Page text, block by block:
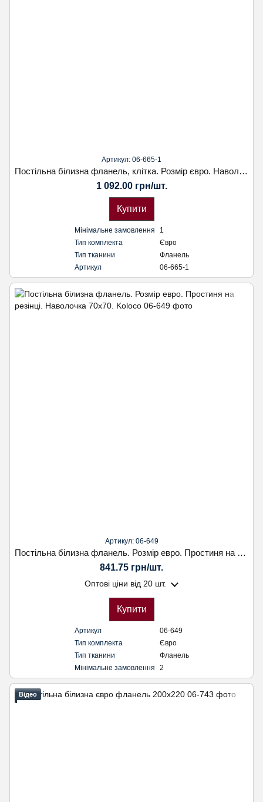
Артикул: 06-665-1
Постільна білизна фланель, клітка. Розмір євро. Наволочка 70х70. Koloco
1 092.00 грн/шт.
Купити
Мінімальне замовлення
1
Тип комплекта
Євро
Тип тканини
Фланель
Артикул
06-665-1
Артикул: 06-649
Постільна білизна фланель. Розмір евро. Простиня на резінці. Наволочка 70х70. Koloco
841.75 грн/шт.
Оптові ціни від 20 шт.
Купити
Артикул
06-649
Тип комплекта
Євро
Тип тканини
Фланель
Мінімальне замовлення
2
Відео